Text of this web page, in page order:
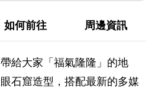
如何前往 周邊資訊
給大家「福氣隆隆」的地
石窟造型，搭配最新的多媒